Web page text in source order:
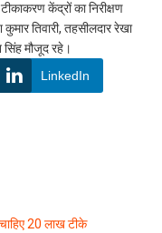
केंद्रों का निरीक्षण
तिवारी, तहसीलदार रेखा
सिंह मौजूद रहे।
LinkedIn
20 लाख टीके